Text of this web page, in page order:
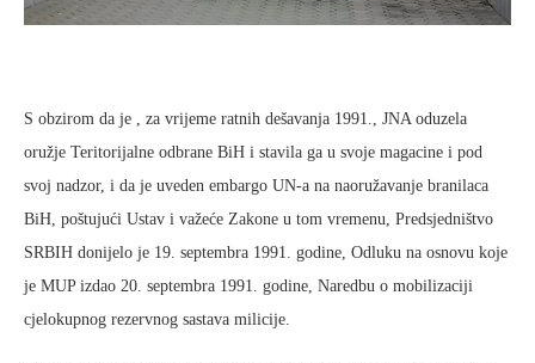
S obzirom da je , za vrijeme ratnih dešavanja 1991., JNA oduzela
oružje Teritorijalne odbrane BiH i stavila ga u svoje magacine i pod
svoj nadzor, i da je uveden embargo UN-a na naoružavanje branilaca
BiH, poštujući Ustav i važeće Zakone u tom vremenu, Predsjedništvo
SRBIH donijelo je 19. septembra 1991. godine, Odluku na osnovu koje
je MUP izdao 20. septembra 1991. godine, Naredbu o mobilizaciji
cjelokupnog rezervnog sastava milicije.